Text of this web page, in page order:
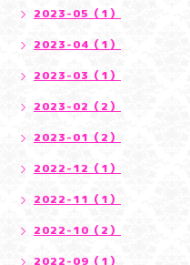
2023-05（1）
2023-04（1）
2023-03（1）
2023-02（2）
2023-01（2）
2022-12（1）
2022-11（1）
2022-10（2）
2022-09（1）